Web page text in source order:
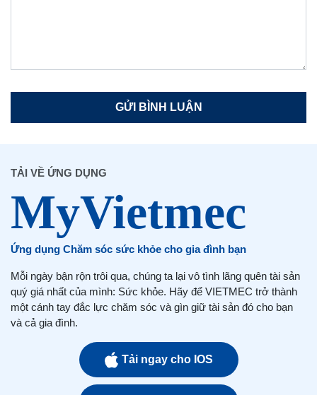
TẢI VỀ ỨNG DỤNG
Ứng dụng Chăm sóc sức khỏe cho gia đình bạn
Mỗi ngày bận rộn trôi qua, chúng ta lại vô tình lãng quên tài sản
quý giá nhất của mình: Sức khỏe. Hãy để VIETMEC trở thành
một cánh tay đắc lực chăm sóc và gìn giữ tài sản đó cho bạn
và cả gia đình.
Tải ngay cho IOS